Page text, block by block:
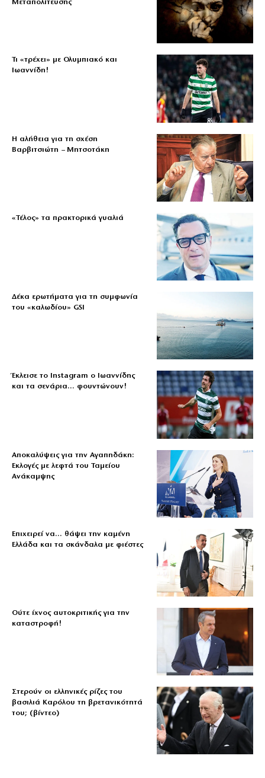
Μεταπολίτευσης
Τι «τρέχει» με Ολυμπιακό και
Ιωαννίδη!
Η αλήθεια για τη σχέση
Βαρβιτσιώτη – Μητσοτάκη
«Τέλος» τα πρακτορικά γυαλιά
Δέκα ερωτήματα για τη συμφωνία
του «καλωδίου» GSI
Έκλεισε το Instagram ο Ιωαννίδης
και τα σενάρια… φουντώνουν!
Αποκαλύψεις για την Αγαπηδάκη:
Εκλογές με λεφτά του Ταμείου
Ανάκαμψης
Επιχειρεί να… θάψει την καμένη
Ελλάδα και τα σκάνδαλα με φιέστες
Ούτε ίχνος αυτοκριτικής για την
καταστροφή!
Στερούν οι ελληνικές ρίζες του
βασιλιά Καρόλου τη βρετανικότητά
του; (βίντεο)